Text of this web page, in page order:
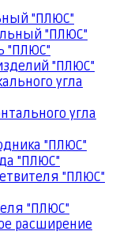
"ПЛЮС"
"ПЛЮС"
"ПЛЮС"
"ПЛЮС"
угла
угла
"ПЛЮС"
"ПЛЮС"
"ПЛЮС"
"ПЛЮС"
расширение